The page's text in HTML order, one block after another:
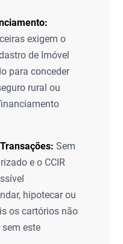
exigem o
de Imóvel
para conceder
rural ou
Sem
e o CCIR
hipotecar ou
os cartórios não
este